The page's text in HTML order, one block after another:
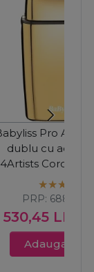
Pro
dublu cu
4Artists Cordless
Gold
530,45 LEI
PRP: 688,42
Adauga in